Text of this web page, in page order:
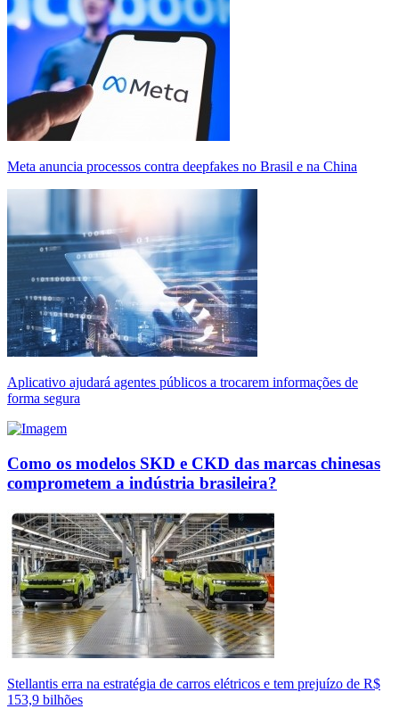
Meta anuncia processos contra deepfakes no Brasil e na China
Aplicativo ajudará agentes públicos a trocarem informações de
forma segura
Como os modelos SKD e CKD das marcas chinesas
comprometem a indústria brasileira?
Stellantis erra na estratégia de carros elétricos e tem prejuízo de R$
153,9 bilhões